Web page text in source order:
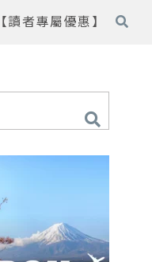
【讀者專屬優惠】